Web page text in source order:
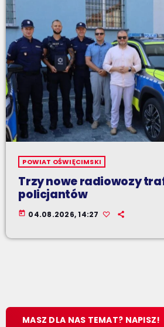
POWIAT OŚWIĘCIMSKI
Trzy nowe radiowozy
policjantów
today 04.08.2026, 14:27
MASZ DLA NAS TEMAT? NAPISZ!